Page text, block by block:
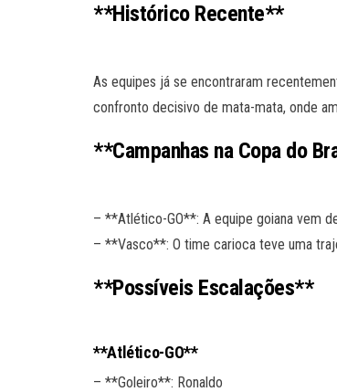
**Histórico Recente**
As equipes já se encontraram
confronto decisivo de mata-mata, onde
**Campanhas na Copa do
– **Atlético-GO**: A equipe goiana vem
– **Vasco**: O time carioca teve uma
**Possíveis Escalações**
**Atlético-GO**
– **Goleiro**: Ronaldo